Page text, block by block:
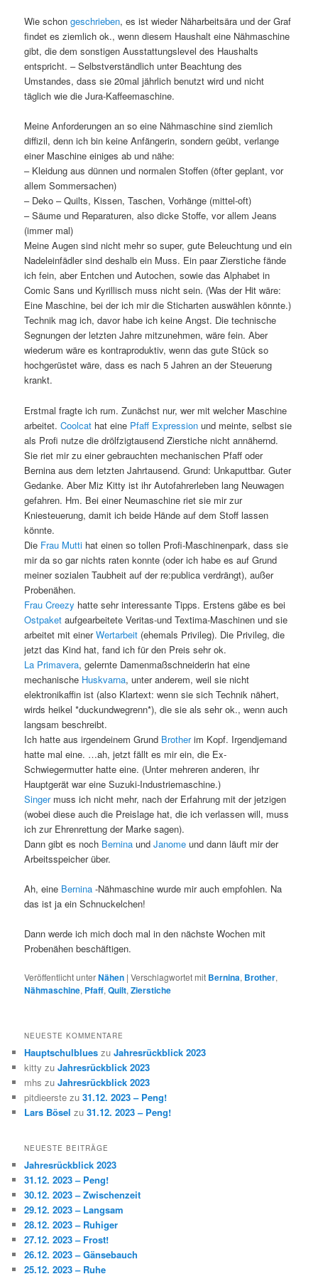
Wie schongeschrieben, es ist wieder Näharbeitsära und der Graf
findet es ziemlich ok., wenn diesem Haushalt eine Nähmaschine
gibt, die dem sonstigen Ausstattungslevel des Haushalts
entspricht. – Selbstverständlich unter Beachtung des
Umstandes, dass sie 20mal jährlich benutzt wird und nicht
täglich wie die Jura-Kaffeemaschine.
Meine Anforderungen an so eine Nähmaschine sind ziemlich
diffizil, denn ich bin keine Anfängerin, sondern geübt, verlange
einer Maschine einiges ab und nähe:
– Kleidung aus dünnen und normalen Stoffen (öfter geplant, vor
allem Sommersachen)
– Deko – Quilts, Kissen, Taschen, Vorhänge (mittel-oft)
– Säume und Reparaturen, also dicke Stoffe, vor allem Jeans
(immer mal)
Meine Augen sind nicht mehr so super, gute Beleuchtung und ein
Nadeleinfädler sind deshalb ein Muss. Ein paar Zierstiche fände
ich fein, aber Entchen und Autochen, sowie das Alphabet in
Comic Sans und Kyrillisch muss nicht sein. (Was der Hit wäre:
Eine Maschine, bei der ich mir die Sticharten auswählen könnte.)
Technik mag ich, davor habe ich keine Angst. Die technische
Segnungen der letzten Jahre mitzunehmen, wäre fein. Aber
wiederum wäre es kontraproduktiv, wenn das gute Stück so
hochgerüstet wäre, dass es nach 5 Jahren an der Steuerung
krankt.
Erstmal fragte ich rum. Zunächst nur, wer mit welcher Maschine
arbeitet.Coolcat hat eine Pfaff Expression und meinte, selbst sie
als Profi nutze die drölfzigtausend Zierstiche nicht annähernd.
Sie riet mir zu einer gebrauchten mechanischen Pfaff oder
Bernina aus dem letzten Jahrtausend. Grund: Unkaputtbar. Guter
Gedanke. Aber Miz Kitty ist ihr Autofahrerleben lang Neuwagen
gefahren. Hm. Bei einer Neumaschine riet sie mir zur
Kniesteuerung, damit ich beide Hände auf dem Stoff lassen
könnte.
Die Frau Mutti hat einen so tollen Profi-Maschinenpark, dass sie
mir da so gar nichts raten konnte (oder ich habe es auf Grund
meiner sozialen Taubheit auf der re:publica verdrängt), außer
Probenähen.
Frau Creezy hatte sehr interessante Tipps. Erstens gäbe es bei
Ostpaket aufgearbeitete Veritas-und Textima-Maschinen und sie
arbeitet mit einerWertarbeit (ehemals Privileg). Die Privileg, die
jetzt das Kind hat, fand ich für den Preis sehr ok.
La Primavera, gelernte Damenmaßschneiderin hat eine
mechanische Huskvarna, unter anderem, weil sie nicht
elektronikaffin ist (also Klartext: wenn sie sich Technik nähert,
wirds heikel *duckundwegrenn*), die sie als sehr ok., wenn auch
langsam beschreibt.
Ich hatte aus irgendeinem Grund Brotherim Kopf. Irgendjemand
hatte mal eine. …ah, jetzt fällt es mir ein, die Ex-
Schwiegermutter hatte eine. (Unter mehreren anderen, ihr
Hauptgerät war eine Suzuki-Industriemaschine.)
Singermuss ich nicht mehr, nach der Erfahrung mit der jetzigen
(wobei diese auch die Preislage hat, die ich verlassen will, muss
ich zur Ehrenrettung der Marke sagen).
Dann gibt es noch Bernina undJanome und dann läuft mir der
Arbeitsspeicher über.
Ah, eine Bernina -Nähmaschine wurde mir auch empfohlen. Na
das ist ja ein Schnuckelchen!
Dann werde ich mich doch mal in den nächste Wochen mit
Probenähen beschäftigen.
Veröffentlicht unterNähen |Verschlagwortet mit Bernina, Brother,
Nähmaschine, Pfaff,Quilt,Zierstiche
NEUESTE KOMMENTARE
Hauptschulblues zuJahresrückblick 2023
kitty zuJahresrückblick 2023
mhs zuJahresrückblick 2023
pitdieerste zu31.12. 2023 – Peng!
Lars Bösel zu31.12. 2023 – Peng!
NEUESTE BEITRÄGE
Jahresrückblick 2023
31.12. 2023 – Peng!
30.12. 2023 – Zwischenzeit
29.12. 2023 – Langsam
28.12. 2023 – Ruhiger
27.12. 2023 – Frost!
26.12. 2023 – Gänsebauch
25.12. 2023 – Ruhe